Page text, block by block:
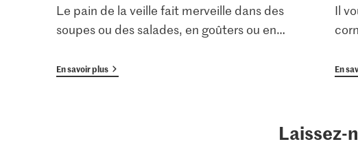
Le pain de la veille fait merveille dans des
soupes ou des salades, en goûters ou en…
En savoir plus
Il
En
Laissez-